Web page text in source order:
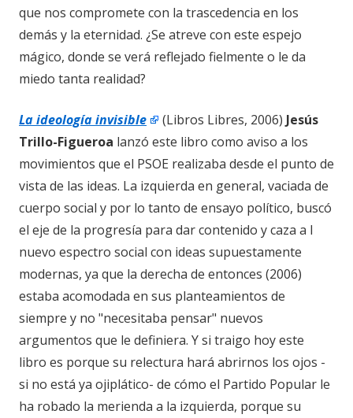
que nos compromete con la trascedencia en los
demás y la eternidad. ¿Se atreve con este espejo
mágico, donde se verá reflejado fielmente o le da
miedo tanta realidad?
La ideología invisible (Libros Libres, 2006) Jesús
Trillo-Figueroa lanzó este libro como aviso a los
movimientos que el PSOE realizaba desde el punto de
vista de las ideas. La izquierda en general, vaciada de
cuerpo social y por lo tanto de ensayo político, buscó
el eje de la progresía para dar contenido y caza a l
nuevo espectro social con ideas supuestamente
modernas, ya que la derecha de entonces (2006)
estaba acomodada en sus planteamientos de
siempre y no "necesitaba pensar" nuevos
argumentos que le definiera. Y si traigo hoy este
libro es porque su relectura hará abrirnos los ojos -
si no está ya ojiplático- de cómo el Partido Popular le
ha robado la merienda a la izquierda, porque su